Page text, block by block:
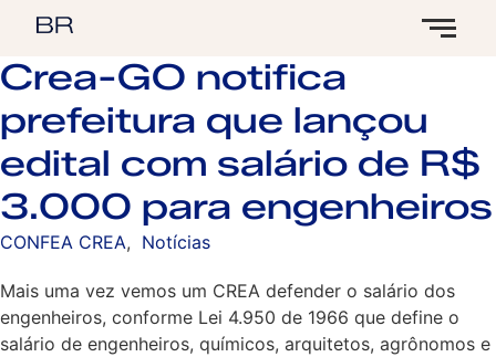
Crea-GO notifica
prefeitura que lançou
edital com salário de R$
3.000 para engenheiros
CONFEA CREA, Notícias
Mais uma vez vemos um CREA defender o salário dos
engenheiros, conforme Lei 4.950 de 1966 que define o
salário de engenheiros, químicos, arquitetos, agrônomos e